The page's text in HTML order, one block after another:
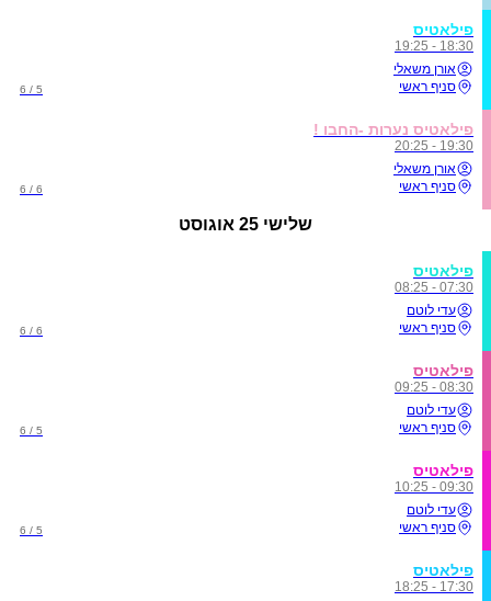
פילאטיס
18:30 - 19:25
אורן משאלי
סניף ראשי
5 / 6
פילאטיס נערות -החבו !
19:30 - 20:25
אורן משאלי
סניף ראשי
6 / 6
שלישי 25 אוגוסט
פילאטיס
07:30 - 08:25
עדי לוטם
סניף ראשי
6 / 6
פילאטיס
08:30 - 09:25
עדי לוטם
סניף ראשי
5 / 6
פילאטיס
09:30 - 10:25
עדי לוטם
סניף ראשי
5 / 6
פילאטיס
17:30 - 18:25